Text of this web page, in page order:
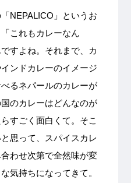
NEPALICO」というお
これもカレーなん
すよね。それまで、カ
ンドカレーのイメージ
るネパールのカレーが
のカレーはどんなのが
すごく面白くて。そこ
思って、スパイスカレ
わせ次第で全然味が変
気持ちになってきて。